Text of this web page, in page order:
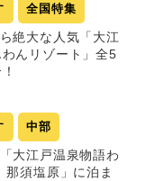
全国特集
絶大な人気「大江
んリゾート」全5
中部
大江戸温泉物語わ
那須塩原」に泊ま